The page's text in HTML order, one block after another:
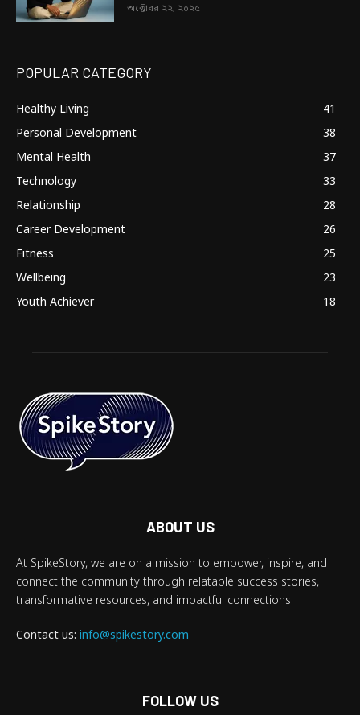
অক্টোবর ২২, ২০২৫
POPULAR CATEGORY
Healthy Living
41
Personal Development
38
Mental Health
37
Technology
33
Relationship
28
Career Development
26
Fitness
25
Wellbeing
23
Youth Achiever
18
ABOUT US
At SpikeStory, we are on a mission to empower, inspire, and
connect the community through relatable success stories,
transformative resources, and impactful connections.
Contact us: info@spikestory.com
FOLLOW US